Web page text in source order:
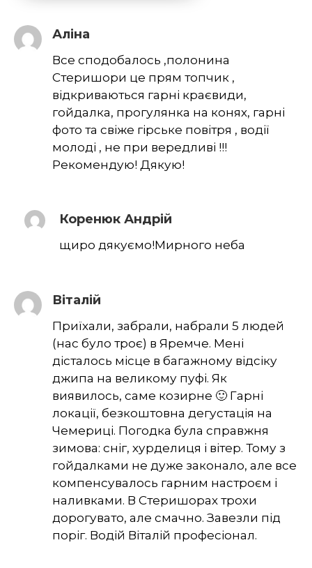
Аліна
Все сподобалось ,полонина
Стеришори це прям топчик ,
відкриваються гарні краєвиди,
гойдалка, прогулянка на конях, гарні
фото та свіже гірське повітря , водії
молоді , не при вередливі !!!
Рекомендую! Дякую!
Коренюк Андрій
щиро дякуємо!Мирного неба
Віталій
Приїхали, забрали, набрали 5 людей
(нас було троє) в Яремче. Мені
дісталось місце в багажному відсіку
джипа на великому пуфі. Як
виявилось, саме козирне 🙂 Гарні
локації, безкоштовна дегустація на
Чемериці. Погодка була справжня
зимова: сніг, хурделиця і вітер. Тому з
гойдалками не дуже законало, але все
компенсувалось гарним настроєм і
наливками. В Стеришорах трохи
дорогувато, але смачно. Завезли під
поріг. Водій Віталій професіонал.